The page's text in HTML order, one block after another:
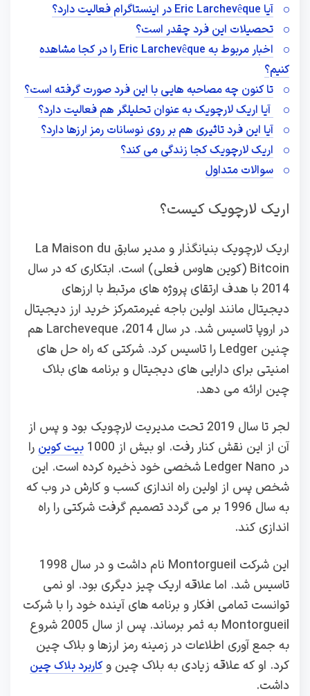
آیا Eric Larchevêque در اینستاگرام فعالیت دارد؟
تحصیلات این فرد چقدر است؟
اخبار مربوط به Eric Larchevêque را در کجا مشاهده
کنیم؟
تا کنون چه مصاحبه هایی با این فرد صورت گرفته است؟
آیا اریک لارچویک به عنوان تحلیلگر هم فعالیت دارد؟
آیا این فرد تاثیری هم بر روی نوسانات رمز ارزها دارد؟
اریک لارچویک کجا زندگی می کند؟
سوالات متداول
اریک لارچویک کیست؟
اریک لارچویک بنیانگذار و مدیر سابق La Maison du
Bitcoin (کوین هاوس فعلی) است. ابتکاری که در سال
2014 با هدف ارتقای پروژه ‌های مرتبط با ارزهای
دیجیتال مانند اولین باجه غیرمتمرکز خرید ارز دیجیتال
در اروپا تاسیس شد. در سال 2014، Larcheveque هم
چنین Ledger را تاسیس کرد. شرکتی که راه حل های
امنیتی برای دارایی های دیجیتال و برنامه های بلاک
چین ارائه می دهد.
لجر تا سال 2019 تحت مدیریت لارچویک بود و پس از
آن از این نقش کنار رفت. او بیش از 1000
بیت کوین را
در Ledger Nano شخصی خود ذخیره کرده است. این
شخص پس از اولین راه اندازی کسب و کارش در وب که
به سال 1996 بر می گردد تصمیم گرفت شرکتی را راه
اندازی کند.
این شرکت Montorgueil نام داشت و در سال 1998
تاسیس شد. اما علاقه اریک چیز دیگری بود. او نمی
توانست تمامی افکار و برنامه های آینده خود را با شرکت
Montorgueil به ثمر برساند. پس از سال 2005 شروع
به جمع آوری اطلاعات در زمینه رمز ارزها و بلاک چین
کرد. او که علاقه زیادی به بلاک چین وکاربرد بلاک چین
داشت.